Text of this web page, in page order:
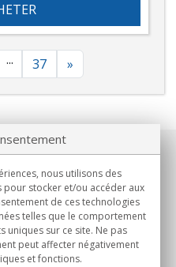
... 37 »
nous utilisons des
stocker et/ou accéder aux
de ces technologies
telles que le comportement
uniques sur ce site. Ne pas
peut affecter négativement
et fonctions.